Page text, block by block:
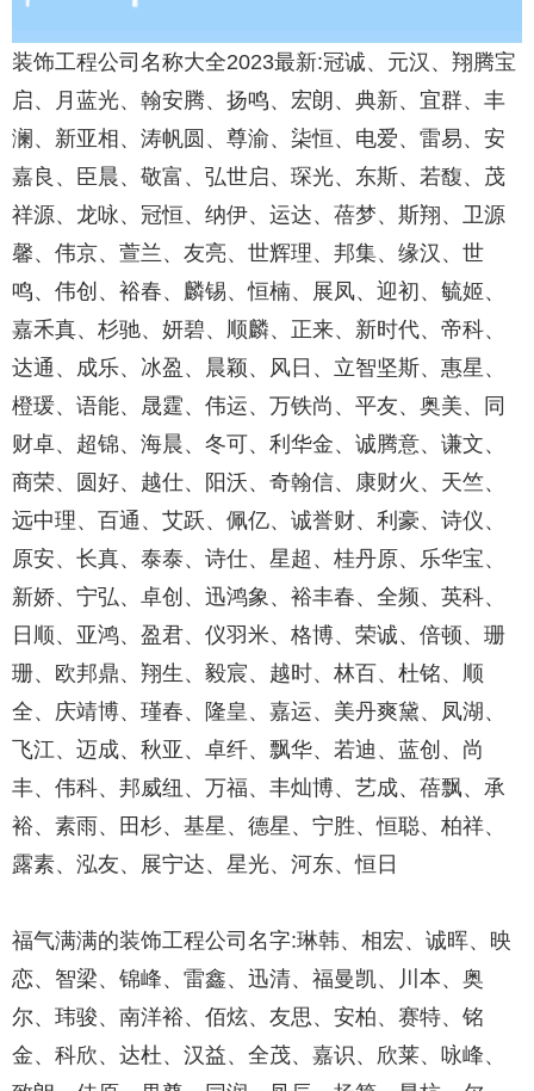
装饰工程公司名称大全2023最新:冠诚、元汉、翔腾宝
启、月蓝光、翰安腾、扬鸣、宏朗、典新、宜群、丰
澜、新亚相、涛帆圆、尊渝、柒恒、电爱、雷易、安
嘉良、臣晨、敬富、弘世启、琛光、东斯、若馥、茂
祥源、龙咏、冠恒、纳伊、运达、蓓梦、斯翔、卫源
馨、伟京、萱兰、友亮、世辉理、邦集、缘汉、世
鸣、伟创、裕春、麟锡、恒楠、展凤、迎初、毓姬、
嘉禾真、杉驰、妍碧、顺麟、正来、新时代、帝科、
达通、成乐、冰盈、晨颖、风日、立智坚斯、惠星、
橙瑗、语能、晟霆、伟运、万铁尚、平友、奥美、同
财卓、超锦、海晨、冬可、利华金、诚腾意、谦文、
商荣、圆好、越仕、阳沃、奇翰信、康财火、天竺、
远中理、百通、艾跃、佩亿、诚誉财、利豪、诗仪、
原安、长真、泰泰、诗仕、星超、桂丹原、乐华宝、
新娇、宁弘、卓创、迅鸿象、裕丰春、全频、英科、
日顺、亚鸿、盈君、仪羽米、格博、荣诚、倍顿、珊
珊、欧邦鼎、翔生、毅宸、越时、林百、杜铭、顺
全、庆靖博、瑾春、隆皇、嘉运、美丹爽黛、凤湖、
飞江、迈成、秋亚、卓纤、飘华、若迪、蓝创、尚
丰、伟科、邦威纽、万福、丰灿博、艺成、蓓飘、承
裕、素雨、田杉、基星、德星、宁胜、恒聪、柏祥、
露素、泓友、展宁达、星光、河东、恒日
福气满满的装饰工程公司名字:琳韩、相宏、诚晖、映
恋、智梁、锦峰、雷鑫、迅清、福曼凯、川本、奥
尔、玮骏、南洋裕、佰炫、友思、安柏、赛特、铭
金、科欣、达杜、汉益、全茂、嘉识、欣莱、咏峰、